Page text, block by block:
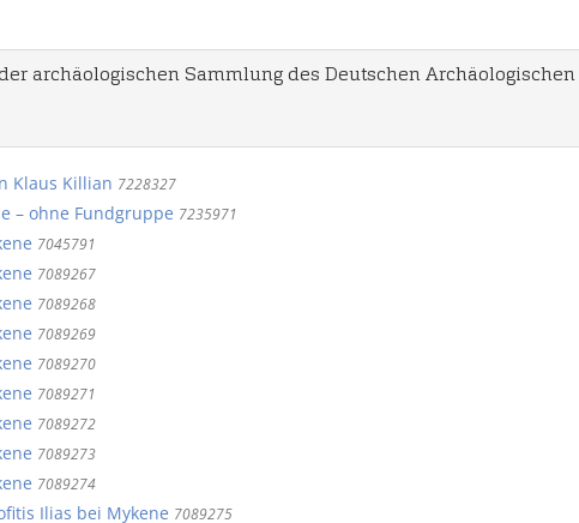
archäologischen Sammlung des Deutschen Archäologischen
Klaus Killian 7228327
– ohne Fundgruppe 7235971
7045791
7089267
7089268
7089269
7089270
7089271
7089272
7089273
7089274
Ilias bei Mykene 7089275